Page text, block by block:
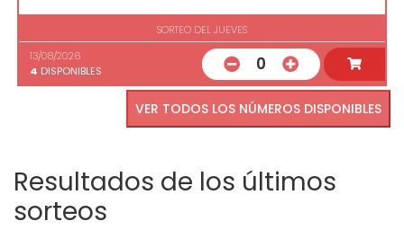
SORTEO DEL JUEVES
13/08/2026
4 DISPONIBLES 0
VER TODOS LOS NÚMEROS DISPONIBLES
Resultados de los últimos
sorteos